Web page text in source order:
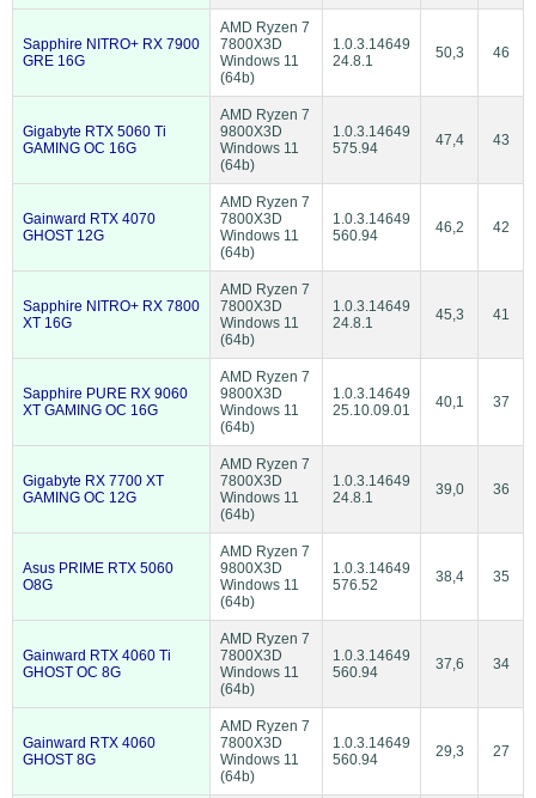
Sapphire NITRO+ RX 7900
GRE 16G
AMD Ryzen 7
7800X3D
Windows 11
(64b)
1.0.3.14649
24.8.1
50,3 46
Gigabyte RTX 5060 Ti
GAMING OC 16G
AMD Ryzen 7
9800X3D
Windows 11
(64b)
1.0.3.14649
575.94
47,4 43
Gainward RTX 4070
GHOST 12G
AMD Ryzen 7
7800X3D
Windows 11
(64b)
1.0.3.14649
560.94
46,2 42
Sapphire NITRO+ RX 7800
XT 16G
AMD Ryzen 7
7800X3D
Windows 11
(64b)
1.0.3.14649
24.8.1
45,3 41
Sapphire PURE RX 9060
XT GAMING OC 16G
AMD Ryzen 7
9800X3D
Windows 11
(64b)
1.0.3.14649
25.10.09.01
40,1 37
Gigabyte RX 7700 XT
GAMING OC 12G
AMD Ryzen 7
7800X3D
Windows 11
(64b)
1.0.3.14649
24.8.1
39,0 36
Asus PRIME RTX 5060
O8G
AMD Ryzen 7
9800X3D
Windows 11
(64b)
1.0.3.14649
576.52
38,4 35
Gainward RTX 4060 Ti
GHOST OC 8G
AMD Ryzen 7
7800X3D
Windows 11
(64b)
1.0.3.14649
560.94
37,6 34
Gainward RTX 4060
GHOST 8G
AMD Ryzen 7
7800X3D
Windows 11
(64b)
1.0.3.14649
560.94
29,3 27